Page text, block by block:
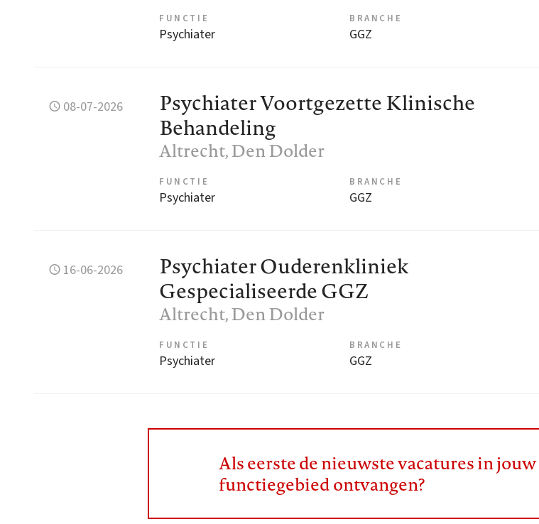
FUNCTIE
Psychiater
BRANCHE
GGZ
08-07-2026
Psychiater Voortgezette Klinische
Behandeling
Altrecht, Den Dolder
FUNCTIE
Psychiater
BRANCHE
GGZ
16-06-2026
Psychiater Ouderenkliniek
Gespecialiseerde GGZ
Altrecht, Den Dolder
FUNCTIE
Psychiater
BRANCHE
GGZ
Als eerste de nieuwste vacatures in jouw
functiegebied ontvangen?